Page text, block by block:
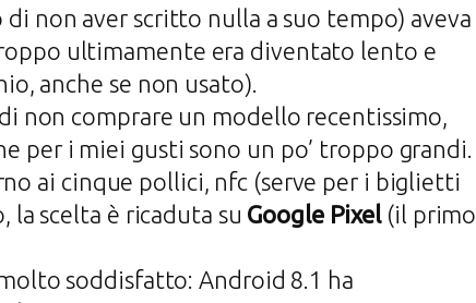
non aver scritto nulla a suo tempo) aveva
ultimamente era diventato lento e
anche se non usato).
non comprare un modello recentissimo,
per i miei gusti sono un po’ troppo grandi.
ai cinque pollici, nfc (serve per i biglietti
la scelta è ricaduta su Google Pixel(il primo
soddisfatto: Android 8.1 ha